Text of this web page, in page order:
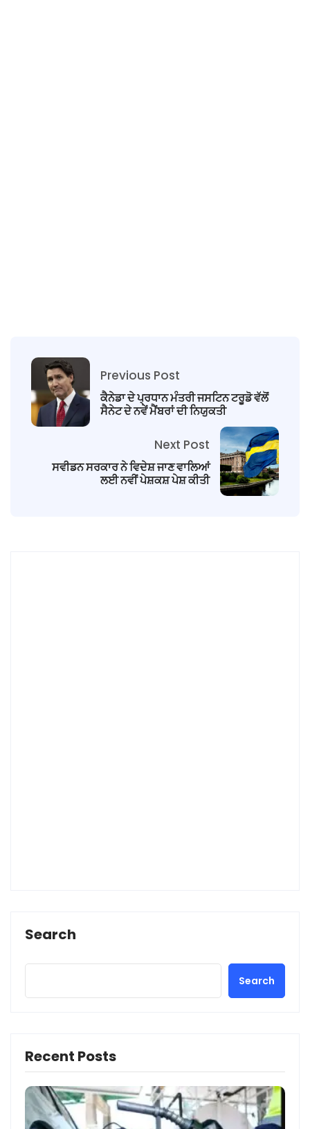
Previous Post
ਕੈਨੇਡਾ ਦੇ ਪ੍ਰਧਾਨ ਮੰਤਰੀ ਜਸਟਿਨ ਟਰੂਡੋ ਵੱਲੋਂ
ਸੈਨੇਟ ਦੇ ਨਵੇਂ ਮੈਂਬਰਾਂ ਦੀ ਨਿਯੁਕਤੀ
Next Post
ਸਵੀਡਨ ਸਰਕਾਰ ਨੇ ਵਿਦੇਸ਼ ਜਾਣ ਵਾਲਿਆਂ
ਲਈ ਨਵੀਂ ਪੇਸ਼ਕਸ਼ ਪੇਸ਼ ਕੀਤੀ
Search
Search
Recent Posts